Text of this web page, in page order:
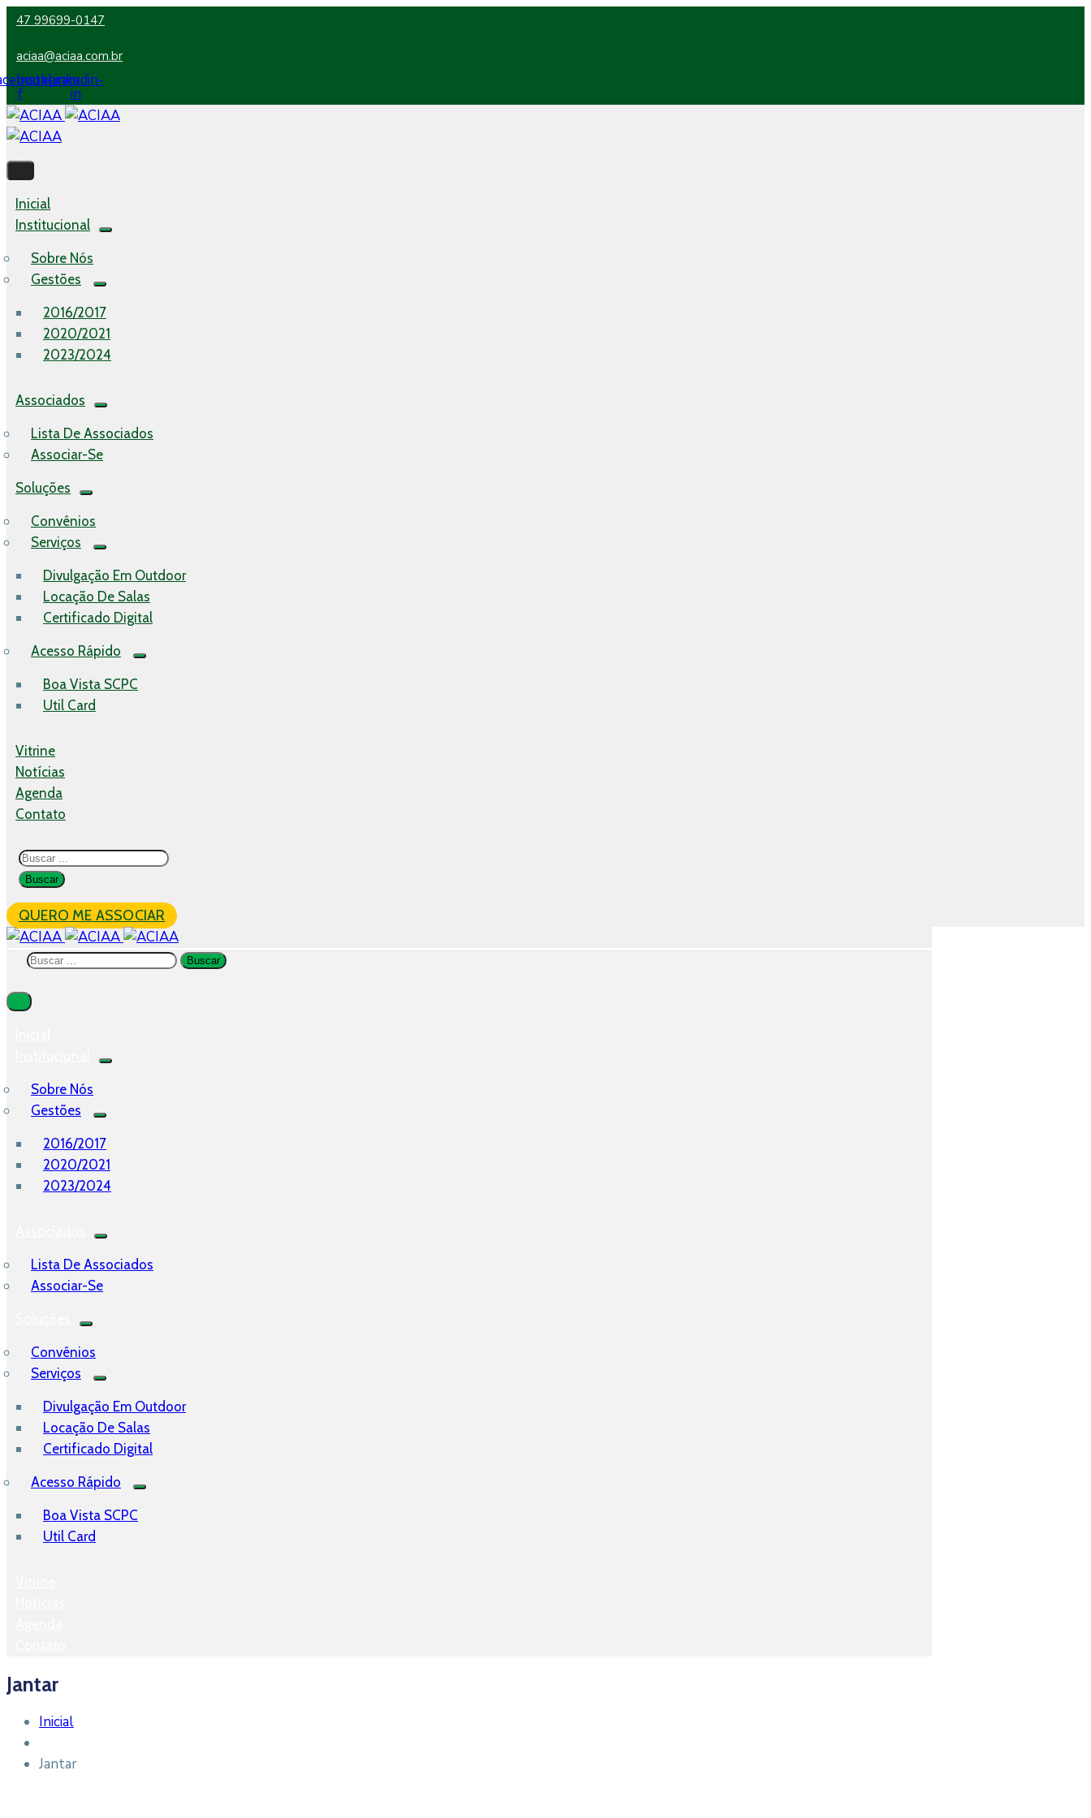
47 99699-0147
aciaa@aciaa.com.br
f
Instagram
Linkedin-
in
Inicial
Institucional
Sobre Nós
Gestões
2016/2017
2020/2021
2023/2024
Associados
Lista De Associados
Associar-Se
Soluções
Convênios
Serviços
Divulgação Em Outdoor
Locação De Salas
Certificado Digital
Acesso Rápido
Boa Vista SCPC
Util Card
Vitrine
Notícias
Agenda
Contato
QUERO ME ASSOCIAR
Sobre Nós
Gestões
2016/2017
2020/2021
2023/2024
Lista De Associados
Associar-Se
Convênios
Serviços
Divulgação Em Outdoor
Locação De Salas
Certificado Digital
Acesso Rápido
Boa Vista SCPC
Util Card
Jantar
Inicial
Jantar